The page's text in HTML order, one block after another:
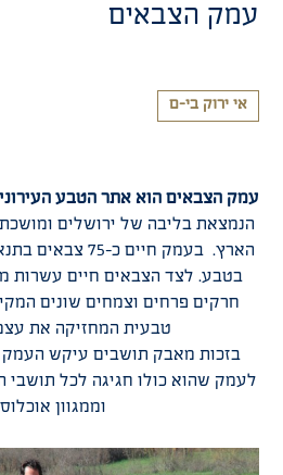
עמק הצבאים
אי ירוק בי-ם
עמק הצבאים הוא אתר הטבע
הנמצאת בליבה של ירושלים
הארץ. בעמק חיים
בטבע. לצד הצבאים חיים עשרות
חרקים פרחים וצמחים שונים
טבעית המחזיקה את
בזכות מאבק תושבים עיקש העמק
לעמק שהוא כולו חגיגה לכל תושבי
וממגוון